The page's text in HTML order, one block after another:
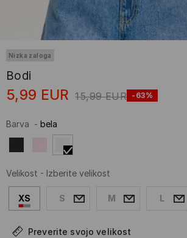
Nizka zaloga
Bodi
5,99 EUR 15,99 EUR -63%
Barva - bela
Velikost - Izberite velikost
XS S M L
Preverite svojo velikost